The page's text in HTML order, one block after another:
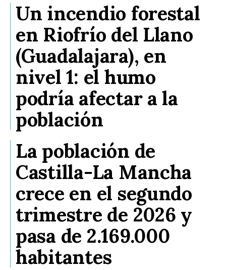
Un incendio forestal
en Riofrío del Llano
(Guadalajara), en
nivel 1: el humo
podría afectar a la
población
La población de
Castilla-La Mancha
crece en el segundo
trimestre de 2026 y
pasa de 2.169.000
habitantes